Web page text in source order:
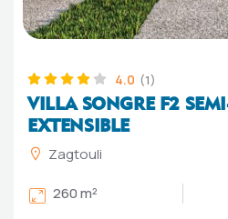
4.0 (1)
VILLA SONGRE F2
EXTENSIBLE
Zagtouli
260 m²